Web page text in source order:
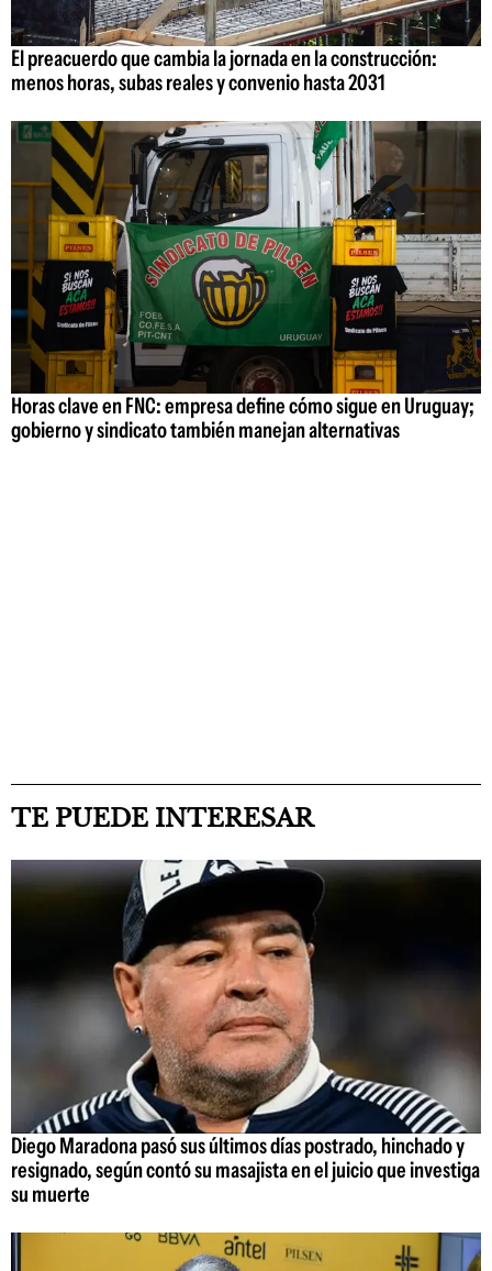
El preacuerdo que cambia la jornada en la construcción:
menos horas, subas reales y convenio hasta 2031
Horas clave en FNC: empresa define cómo sigue en Uruguay;
gobierno y sindicato también manejan alternativas
TE PUEDE INTERESAR
Diego Maradona pasó sus últimos días postrado, hinchado y
resignado, según contó su masajista en el juicio que investiga
su muerte